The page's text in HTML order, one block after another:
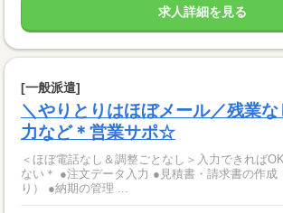
求人詳細を見る
[一般派遣]
＼やりとりはほぼメール／残業
力など＊営業サポ☆
＜ほぼ電話なし＆調整ごとなし＞入力できれば
ない＊ ●注文データ入力 ●見積書・請求書の作成
り） ●納期の管理 ...